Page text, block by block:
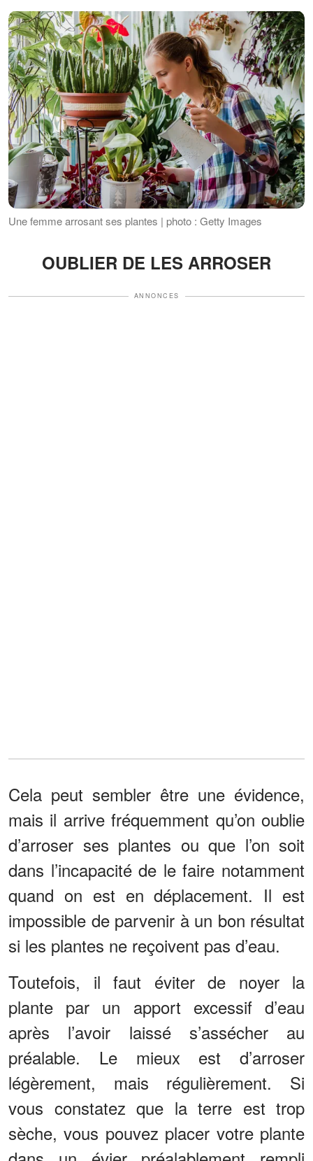
Une femme arrosant ses plantes | photo : Getty Images
OUBLIER DE LES ARROSER
ANNONCES
Cela peut sembler être une évidence,
mais il arrive fréquemment qu’on oublie
d’arroser ses plantes ou que l’on soit
dans l’incapacité de le faire notamment
quand on est en déplacement. Il est
impossible de parvenir à un bon résultat
si les plantes ne reçoivent pas d’eau.
Toutefois, il faut éviter de noyer la
plante par un apport excessif d’eau
après l’avoir laissé s’assécher au
préalable. Le mieux est d’arroser
légèrement, mais régulièrement. Si
vous constatez que la terre est trop
sèche, vous pouvez placer votre plante